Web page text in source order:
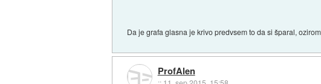
Da je grafa glasna je krivo predvsem to da si šparal,
ProfAlen